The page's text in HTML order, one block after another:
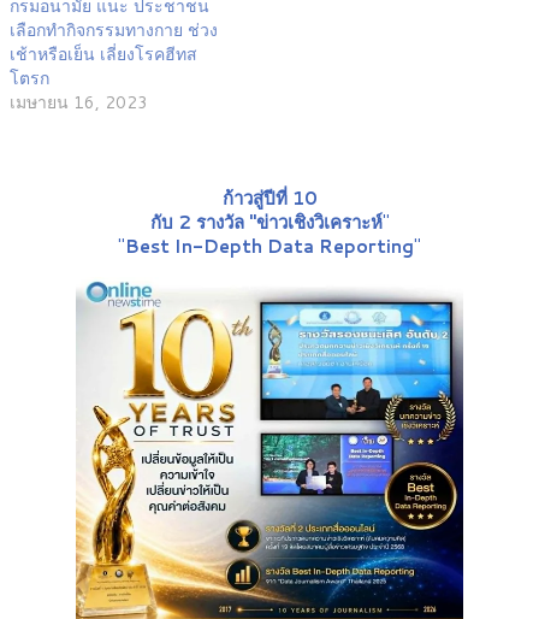
กรมอนามัย แนะ ประชาชน
เลือกทำกิจกรรมทางกาย ช่วง
เช้าหรือเย็น เลี่ยงโรคฮีทส
โตรก
เมษายน 16, 2023
ก้าวสู่ปีที่ 10
กับ 2 รางวัล "ข่าวเชิงวิเคราะห์"
"Best In-Depth Data Reporting"